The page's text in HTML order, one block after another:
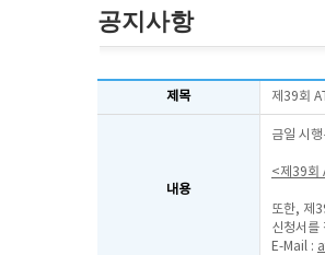
공지사항
제목 제39회
내용
금일 시
<제39회
또한, 제
신청서를
E-Mail :